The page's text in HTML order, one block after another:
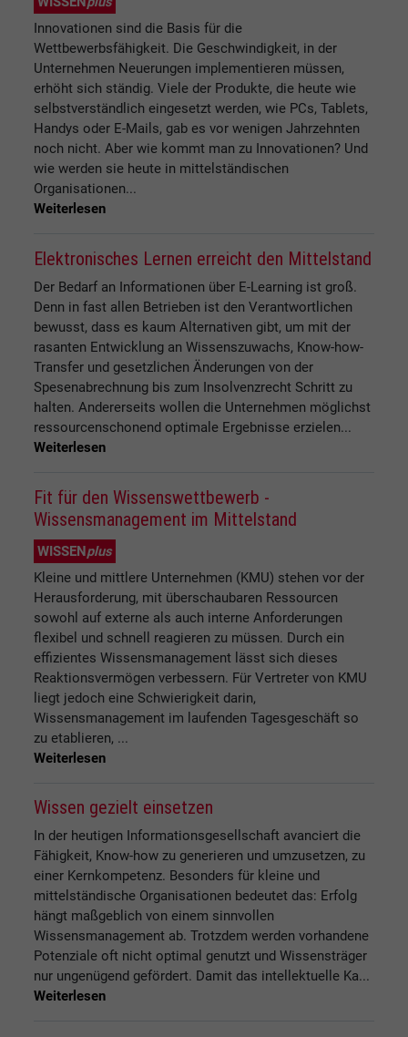
Innovationen sind die Basis für die
Wettbewerbsfähigkeit. Die Geschwindigkeit, in der
Unternehmen Neuerungen implementieren müssen,
erhöht sich ständig. Viele der Produkte, die heute wie
selbstverständlich eingesetzt werden, wie PCs, Tablets,
Handys oder E-Mails, gab es vor wenigen Jahrzehnten
noch nicht. Aber wie kommt man zu Innovationen? Und
wie werden sie heute in mittelständischen
Organisationen...
Weiterlesen
Elektronisches Lernen erreicht den Mittelstand
Der Bedarf an Informationen über E-Learning ist groß.
Denn in fast allen Betrieben ist den Verantwortlichen
bewusst, dass es kaum Alternativen gibt, um mit der
rasanten Entwicklung an Wissenszuwachs, Know-how-
Transfer und gesetzlichen Änderungen von der
Spesenabrechnung bis zum Insolvenzrecht Schritt zu
halten. Andererseits wollen die Unternehmen möglichst
ressourcenschonend optimale Ergebnisse erzielen...
Weiterlesen
Fit für den Wissenswettbewerb -
Wissensmanagement im Mittelstand
WISSENplus
Kleine und mittlere Unternehmen (KMU) stehen vor der
Herausforderung, mit überschaubaren Ressourcen
sowohl auf externe als auch interne Anforderungen
flexibel und schnell reagieren zu müssen. Durch ein
effizientes Wissensmanagement lässt sich dieses
Reaktionsvermögen verbessern. Für Vertreter von KMU
liegt jedoch eine Schwierigkeit darin,
Wissensmanagement im laufenden Tagesgeschäft so
zu etablieren, ...
Weiterlesen
Wissen gezielt einsetzen
In der heutigen Informationsgesellschaft avanciert die
Fähigkeit, Know-how zu generieren und umzusetzen, zu
einer Kernkompetenz. Besonders für kleine und
mittelständische Organisationen bedeutet das: Erfolg
hängt maßgeblich von einem sinnvollen
Wissensmanagement ab. Trotzdem werden vorhandene
Potenziale oft nicht optimal genutzt und Wissensträger
nur ungenügend gefördert. Damit das intellektuelle Ka...
Weiterlesen